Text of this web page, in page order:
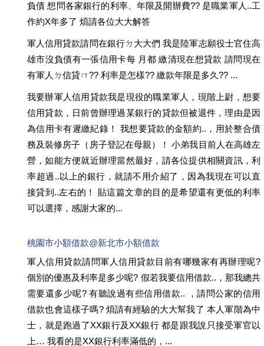
負債 想問各家銀行的利率、年限及開辦費?? 是職業軍人..工
作約X年多了 煩請各位大大解答
軍人信用貸款請問在銀行ㄉ大大們 我是陸軍志願役士官住高
雄市沒負債有一張信用卡每 月都 繳清現在想貸款 請問現在
有軍人ㄉ信貸ㄇ?? 利率是怎樣?? 繳款年限是多久?? ...
我要辦軍人信用貸款我是現役的職業軍人，現階上尉，想要
信用貸款，日前曾辦理過某銀行的貸款但被退件，理由是因
為信用卡有遲繳紀錄！ 我想要貸款的金額約..，用於整合債
務及裝修房子（房子登記在母親）！ 小弟我目前人在高雄左
營，如能方便就近辦理當然最好，請各位提供相關資訊，利
率超過..以上的銀行，就請不用介紹了，因為我現在可以直
接貸到..左右的！ 貼這篇文章的目的是希望還有更低的利率
可以選擇，感謝大家的...
桃園市小額借款@新北市小額借款
軍人信用貸款請問軍人信用貸款目前有哪幾家有再辦理呢?
個別的優惠及利率是多少呢? 假若我要信用借款..，那我總共
需要還多少呢? 有聽說過有些信用借款.. ，請問公家的信用
借款也會這樣子嗎? 煩請有經驗的大大幫我了 本人軍階為中
士，就是跑過了XX銀行及XX銀行 都是跟我說只接受軍官以
上… 我看的是XX銀行利率滿低的，...